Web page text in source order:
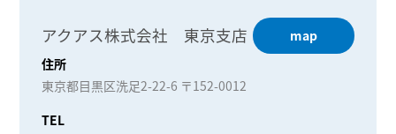
アクアス株式会社 東京支店
map
住所
東京都目黒区洗足2-22-6 〒152-0012
TEL